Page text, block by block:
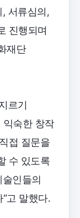
서류심의,
진행되며
재단
르기
익숙한 창작
접 질문을
수 있도록
인들의
고 말했다.